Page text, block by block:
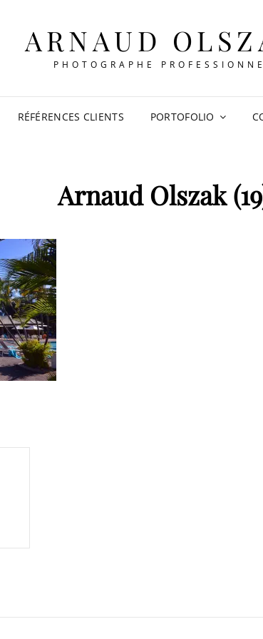
ARNAUD
PHOTOGRAPHE
RÉFÉRENCES CLIENTS PORTOFOLIO
Arnaud Olszak